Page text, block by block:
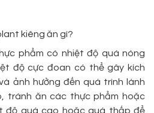
kiêng ăn gì?
phẩm có nhiệt độ quá nóng
độ cực đoan có thể gây kích
ảnh hưởng đến quá trình lành
tránh ăn các thực phẩm hoặc
độ quá cao hoặc quá thấp để